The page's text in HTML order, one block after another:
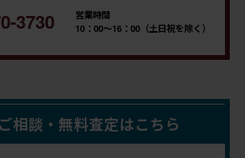
3730
営業時間
10：00～16：00（土日祝を除く）
相談・無料査定はこちら